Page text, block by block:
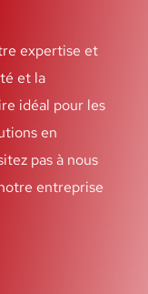
expertise et
et la
idéal pour les
en
pas à nous
entreprise